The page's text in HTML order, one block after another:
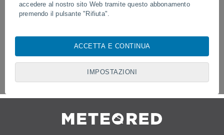
accedere al nostro sito Web tramite questo abbonamento
premendo il pulsante "Rifiuta".
identificatori univoci o tecnologie simili per archiviare,
accedere e trattare dati personali quali la tua visita su questo
sito web, indirizzi IP e identificatori di cookie. Alcuni fornitori
interesse legittimo, al quale puoi opporti. Per fare ciò puoi
Noi e i nostri partner eseguiamo il seguente
ACCETTA E CONTINUA
IMPOSTAZIONI
Tornado e piogge torrenziali a Pelotas,
in Brasile.
Clamoroso ritorno
Seguici